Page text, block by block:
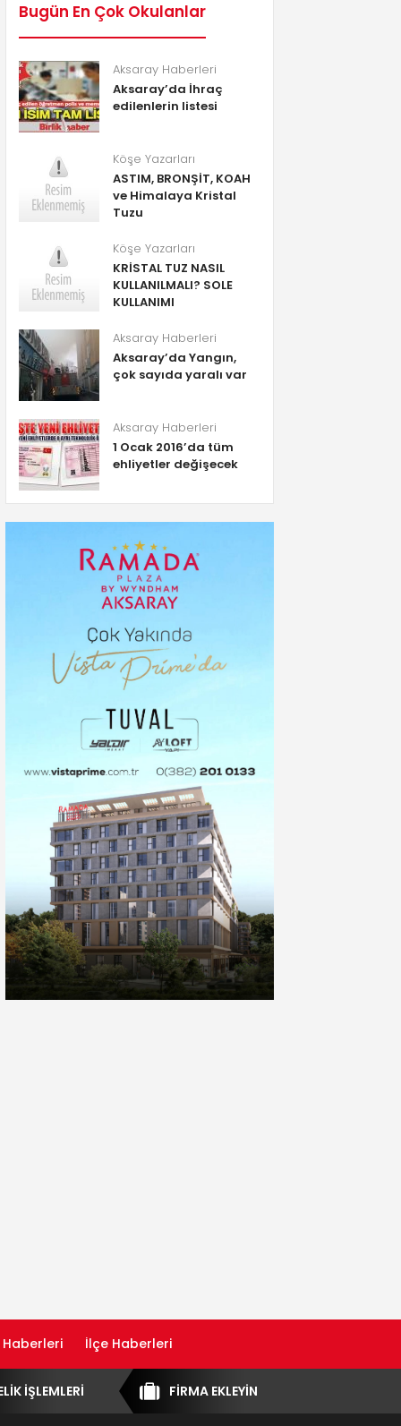
Bugün En Çok Okulanlar
Aksaray Haberleri
Aksaray’da İhraç
edilenlerin listesi
Köşe Yazarları
ASTIM, BRONŞİT, KOAH
ve Himalaya Kristal
Tuzu
Köşe Yazarları
KRİSTAL TUZ NASIL
KULLANILMALI? SOLE
KULLANIMI
Aksaray Haberleri
Aksaray’da Yangın,
çok sayıda yaralı var
Aksaray Haberleri
1 Ocak 2016’da tüm
ehliyetler değişecek
İlçe Haberleri
FİRMA EKLEYİN
İŞLEMLERİ